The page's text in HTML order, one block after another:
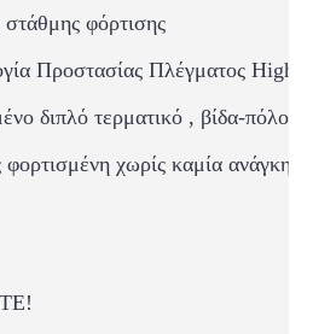
στάθμης φόρτισης
Προστασίας Πλέγματος High
διπλό τερματικό , βίδα-πόλος
χωρίς καμία ανάγκη